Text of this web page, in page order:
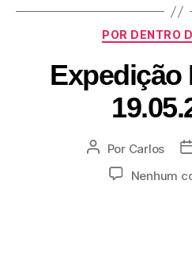
POR DENTRO
Expedição
Por Carlos
Nenhum